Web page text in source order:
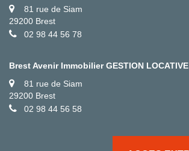
81 rue de Siam
29200 Brest
02 98 44 56 78
Brest Avenir Immobilier GESTION LOCATIVE
81 rue de Siam
29200 Brest
02 98 44 56 58